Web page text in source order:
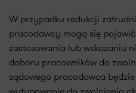
W przypadku redukcji
pracodawcy mogą się
zastosowania lub wskazaniu
doboru pracowników do
sądowego pracodawca